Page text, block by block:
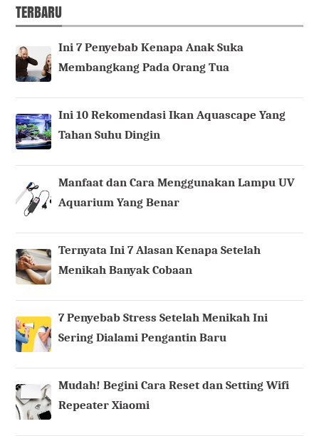
TERBARU
Ini 7 Penyebab Kenapa Anak Suka
Membangkang Pada Orang Tua
Ini 10 Rekomendasi Ikan Aquascape Yang
Tahan Suhu Dingin
Manfaat dan Cara Menggunakan Lampu UV
Aquarium Yang Benar
Ternyata Ini 7 Alasan Kenapa Setelah
Menikah Banyak Cobaan
7 Penyebab Stress Setelah Menikah Ini
Sering Dialami Pengantin Baru
Mudah! Begini Cara Reset dan Setting Wifi
Repeater Xiaomi